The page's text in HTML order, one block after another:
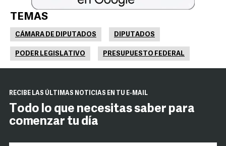
TEMAS
CÁMARA DE DIPUTADOS DIPUTADOS
PODER LEGISLATIVO PRESUPUESTO FEDERAL
RECIBE LAS ÚLTIMAS NOTICIAS EN TU E-MAIL
Todo lo que necesitas saber para
comenzar tu día